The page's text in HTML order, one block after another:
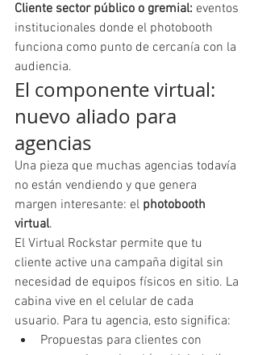
Cliente sector público o gremial: eventos
institucionales donde el photobooth
funciona como punto de cercanía con la
audiencia.
El componente virtual:
nuevo aliado para
agencias
Una pieza que muchas agencias todavía
no están vendiendo y que genera
margen interesante: el photobooth
virtual.
El Virtual Rockstar permite que tu
cliente active una campaña digital sin
necesidad de equipos físicos en sitio. La
cabina vive en el celular de cada
usuario. Para tu agencia, esto significa:
Propuestas para clientes con